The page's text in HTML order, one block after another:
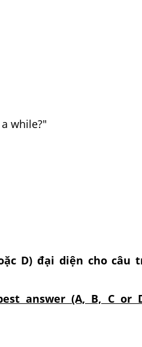
so.
that.
while?"
D) đại diện cho câu
answer (A, B, C or